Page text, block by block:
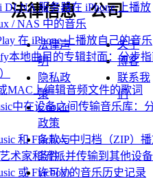
DLNA 服务器在 iPhone 上播放
/ NAS 中的音乐
在 iPhone 上播放自己的音乐
本地曲目的专辑封面：分步
MAC上编辑音频文件的歌词
中在设备之间传输音乐库：
和 Flacbox 中归档（ZIP）
术家和流派并传输到其他设备
或 Flacbox 的音乐历史记录
法律信息
法律声
明
隐私政
策
Cookie
政策
条款与
条件
许可协
公司
关于
博客
联系我
们